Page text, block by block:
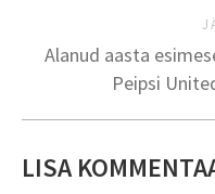
Alanud aasta
Peipsi
LISA